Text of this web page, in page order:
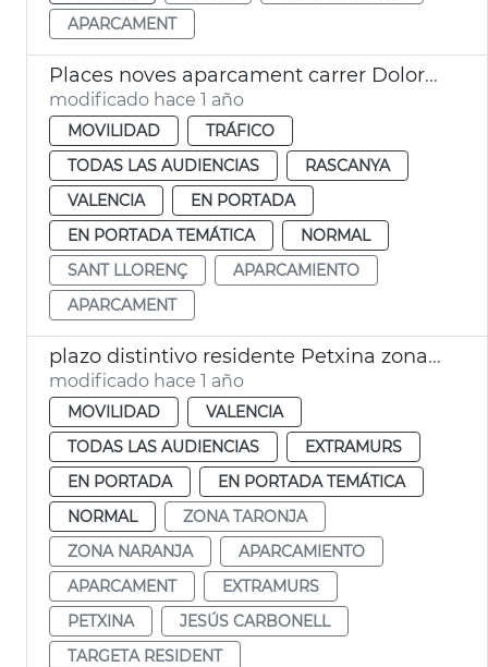
APARCAMENT
Places noves aparcament carrer Dolores Marqués València
modificado hace 1 año
MOVILIDAD
TRÁFICO
TODAS LAS AUDIENCIAS
RASCANYA
VALENCIA
EN PORTADA
EN PORTADA TEMÁTICA
NORMAL
SANT LLORENÇ
APARCAMIENTO
APARCAMENT
plazo distintivo residente Petxina zona naranja
modificado hace 1 año
MOVILIDAD
VALENCIA
TODAS LAS AUDIENCIAS
EXTRAMURS
EN PORTADA
EN PORTADA TEMÁTICA
NORMAL
ZONA TARONJA
ZONA NARANJA
APARCAMIENTO
APARCAMENT
EXTRAMURS
PETXINA
JESÚS CARBONELL
TARGETA RESIDENT